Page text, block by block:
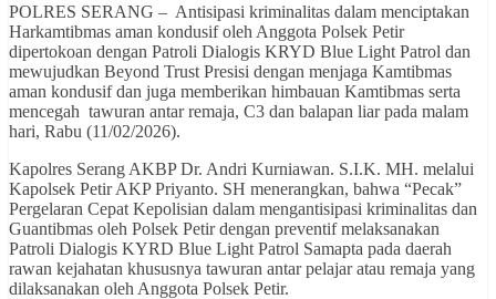
POLRES SERANG – Antisipasi kriminalitas dalam menciptakan
Harkamtibmas aman kondusif oleh Anggota Polsek Petir
dipertokoan dengan Patroli Dialogis KRYD Blue Light Patrol dan
mewujudkan Beyond Trust Presisi dengan menjaga Kamtibmas
aman kondusif dan juga memberikan himbauan Kamtibmas serta
mencegah tawuran antar remaja, C3 dan balapan liar pada malam
hari, Rabu (11/02/2026).
Kapolres Serang AKBP Dr. Andri Kurniawan. S.I.K. MH. melalui
Kapolsek Petir AKP Priyanto. SH menerangkan, bahwa “Pecak”
Pergelaran Cepat Kepolisian dalam mengantisipasi kriminalitas dan
Guantibmas oleh Polsek Petir dengan preventif melaksanakan
Patroli Dialogis KYRD Blue Light Patrol Samapta pada daerah
rawan kejahatan khususnya tawuran antar pelajar atau remaja yang
dilaksanakan oleh Anggota Polsek Petir.